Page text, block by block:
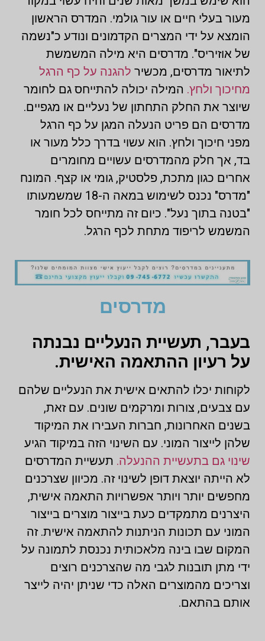
מעור בעלי חיים או עור גולמי. המדרס הראשון
הומצא על ידי המצרים הקדמונים ונודע כ"נשמה
של אוזיריס". מדרסים היא מילה המשמשת
לתיאור מדרסים, מכשיר להגנה על כף הרגל
מחיכוך ולחץ. המילה יכולה להתייחס גם לחומר
שיוצר את החלק התחתון של נעליים או מגפיים.
מדרסים הם פריט הנעלה המגן על כף הרגל
מפני חיכוך ולחץ. הוא עשוי בדרך כלל מעור או
בד, אך חלק מהמדרסים עשויים מחומרים
אחרים כגון מתכת, פלסטיק, גומי או קצף. המונח
"מדרס" נכנס לשימוש במאה ה-18 שמשמעותו
"בטנה בתוך נעל". כיום זה מתייחס לכל חומר
המשמש לריפוד מתחת לכף הרגל.
מדרסים
בעבר, תעשיית הנעליים נבנתה
על רעיון ההתאמה האישית.
לקוחות יכלו להתאים אישית את הנעליים שלהם
עם צבעים, צורות ומרקמים שונים. עם זאת,
בשנים האחרונות, חברות העבירו את המיקוד
שלהן לייצור המוני. עם השינוי הזה במיקוד הגיע
שינוי גם בתעשיית ההנעלה. תעשיית המדרסים
לא הייתה יוצאת דופן לשינוי זה. מכיוון שצרכנים
מחפשים יותר ויותר אפשרויות התאמה אישית,
היצרנים מתמקדים כעת בייצור מוצרים בייצור
המוני עם תכונות הניתנות להתאמה אישית. זה
המקום שבו בינה מלאכותית נכנסת לתמונה על
ידי מתן תובנות לגבי מה שהצרכנים רוצים
וצריכים מהמוצרים האלה כדי שניתן יהיה לייצר
אותם בהתאם.